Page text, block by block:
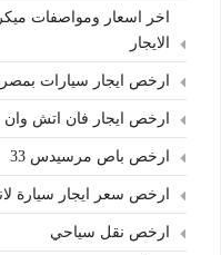
الايجار
ارخص ايجار سيارات بمصر
ارخص ايجار فان اتش وان
ارخص باص مرسيدس 33
ارخص سعر ايجار سيارة
ارخص نقل سياحي